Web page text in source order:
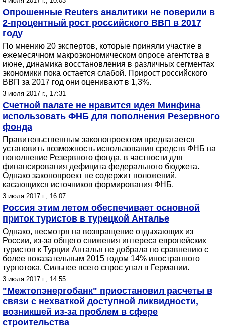
Опрошенные Reuters аналитики не поверили в
2-процентный рост российского ВВП в 2017
году
По мнению 20 экспертов, которые приняли участие в
ежемесячном макроэкономическом опросе агентства в
июне, динамика восстановления в различных сегментах
экономики пока остается слабой. Прирост российского
ВВП за 2017 год они оценивают в 1,3%.
3 июля 2017 г., 17:31
Счетной палате не нравится идея Минфина
использовать ФНБ для пополнения Резервного
фонда
Правительственным законопроектом предлагается
установить возможность использования средств ФНБ на
пополнение Резервного фонда, в частности для
финансирования дефицита федерального бюджета.
Однако законопроект не содержит положений,
касающихся источников формирования ФНБ.
3 июля 2017 г., 16:07
Россия этим летом обеспечивает основной
приток туристов в турецкой Анталье
Однако, несмотря на возвращение отдыхающих из
России, из-за общего снижения интереса европейских
туристов к Турции Анталья не добрала по сравнению с
более показательным 2015 годом 14% иностранного
турпотока. Сильнее всего спрос упал в Германии.
3 июля 2017 г., 14:55
"Межтопэнергобанк" приостановил расчеты в
связи с нехваткой доступной ликвидности,
возникшей из-за проблем в сфере
строительства